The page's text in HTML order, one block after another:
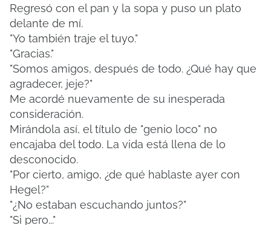
Regresó con el pan y la sopa y puso un plato
delante de mí.
"Yo también traje el tuyo."
"Gracias."
"Somos amigos, después de todo. ¿Qué hay que
agradecer, jeje?"
Me acordé nuevamente de su inesperada
consideración.
Mirándola así, el título de "genio loco" no
encajaba del todo. La vida está llena de lo
desconocido.
"Por cierto, amigo, ¿de qué hablaste ayer con
Hegel?"
"¿No estaban escuchando juntos?"
"Si pero..."